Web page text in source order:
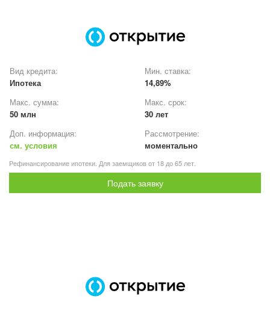
Вид кредита:
Ипотека
Мин. ставка:
14,89%
Макс. сумма:
50 млн
Макс. срок:
30 лет
Доп. информация:
см. условия
Рассмотрение:
моментально
Рефинансирование ипотеки. Для заемщиков от 18 до 65 лет.
Подать заявку